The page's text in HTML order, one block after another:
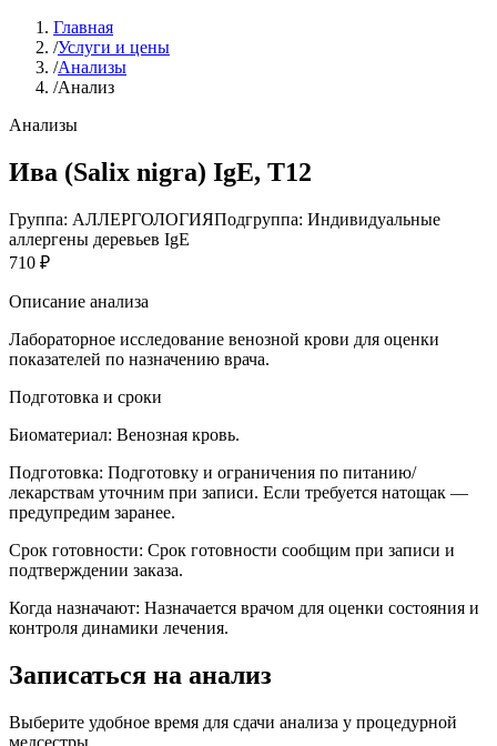
Главная
/Услуги и цены
/Анализы
/Анализ
Анализы
Ива (Salix nigra) IgE, T12
Группа: АЛЛЕРГОЛОГИЯПодгруппа: Индивидуальные
аллергены деревьев IgE
710 ₽
Описание анализа
Лабораторное исследование венозной крови для оценки
показателей по назначению врача.
Подготовка и сроки
Биоматериал: Венозная кровь.
Подготовка: Подготовку и ограничения по питанию/
лекарствам уточним при записи. Если требуется натощак —
предупредим заранее.
Срок готовности: Срок готовности сообщим при записи и
подтверждении заказа.
Когда назначают: Назначается врачом для оценки состояния и
контроля динамики лечения.
Записаться на анализ
Выберите удобное время для сдачи анализа у процедурной
медсестры.